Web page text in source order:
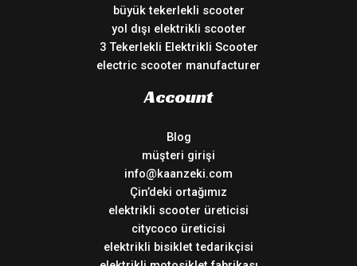
büyük tekerlekli scooter
yol dışı elektrikli scooter
3 Tekerlekli Elektrikli Scooter
electric scooter manufacturer
Account
Blog
müşteri girişi
info@kaanzeki.com
Çin’deki ortağımız
elektrikli scooter üreticisi
citycoco üreticisi
elektrikli bisiklet tedarikçisi